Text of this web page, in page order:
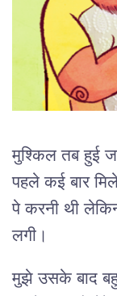
मुश्किल तब हुई
पहले कई बार
पे करनी थी
लगी।
मुझे उसके बाद